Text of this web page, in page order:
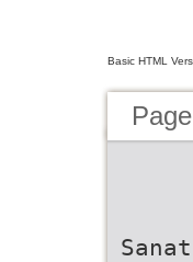
Basic HTML